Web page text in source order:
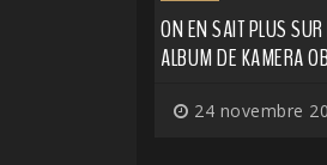
ON EN SAIT PLUS
ALBUM DE KAMERA
24 novembre